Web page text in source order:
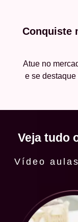
Conquiste
Atue no
e se
Veja tudo
Vídeo